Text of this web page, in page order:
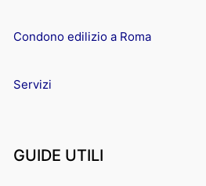
Condono edilizio a Roma
Servizi
GUIDE UTILI